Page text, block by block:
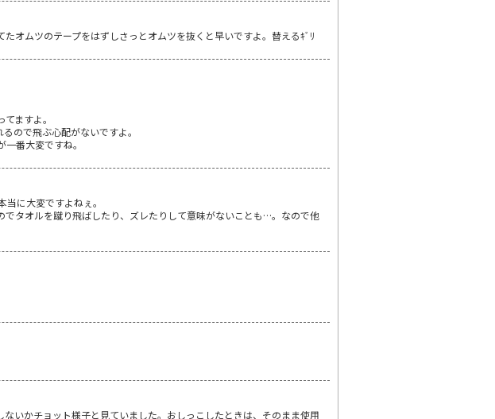
オムツのテープをはずしさっとオムツを抜くと早いですよ。替えるｷﾞﾘ
ますよ。
ので飛ぶ心配がないですよ。
番大変ですね。
に大変ですよねぇ。
タオルを蹴り飛ばしたり、ズレたりして意味がないことも…。なので他
いかチョット様子と見ていました。おしっこしたときは、そのまま使用